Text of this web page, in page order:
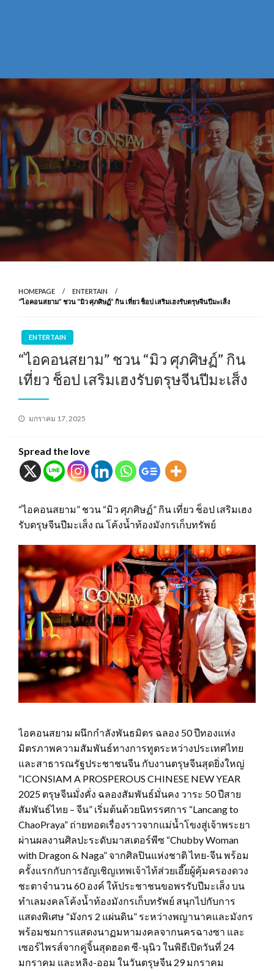
HOMEPAGE
ENTERTAIN
“ไอคอนสยาม” ชวน “มิว ศุภศิษฏ์” กิน เที่ยว ช็อป เสริมเฮงรับตรุษจีนปีมะเส็ง
ENTERTAIN
“ไอคอนสยาม” ชวน “มิว ศุภศิษฏ์” กิน
เที่ยว ช็อป เสริมเฮงรับตรุษจีนปีมะเส็ง
Posted
มกราคม 17, 2025
Spread the love
“ไอคอนสยาม” ชวน “มิว ศุภศิษฏ์” กิน เที่ยว ช็อป เสริมเฮง
รับตรุษจีนปีมะเส็ง ณ โค้งน้ำท้องมังกรเก็บทรัพย์
ไอคอนสยาม ผนึกกำลังพันธมิตร ฉลอง 50 ปีทองแห่ง
มิตรภาพความสัมพันธ์ทางการทูตระหว่างประเทศไทย
และสาธารณรัฐประชาชนจีน กับงานตรุษจีนสุดยิ่งใหญ่
“ICONSIAM A PROSPEROUS CHINESE NEW YEAR
2025 ตรุษจีนมั่งคั่ง ฉลองสัมพันธ์มั่นคง วาระ 50 ปีสาย
สัมพันธ์ไทย – จีน” เริ่มต้นด้วยนิทรรศการ “Lancang to
ChaoPraya” ถ่ายทอดเรื่องราวจากแม่น้ำโขงสู่เจ้าพระยา
ผ่านผลงานศิลปะระดับมาสเตอร์พีซ “Chubby Woman
with Dragon & Naga” จากศิลปินแห่งชาติ ไทย-จีน พร้อม
ครั้งแรกกับการอัญเชิญเทพเจ้าไท้ส่วยเอี๊ยผู้คุ้มครองดวง
ชะตาจำนวน 60 องค์ ให้ประชาชนขอพรรับปีมะเส็ง บน
ทำเลมงคลโค้งน้ำท้องมังกรเก็บทรัพย์ สนุกไปกับการ
แสดงพิเศษ “มังกร 2 แผ่นดิน” ระหว่างพญานาคและมังกร
พร้อมชมการแสดงนาฏมหามงคลจากนครฉางซา และ
เซอร์ไพรส์จากคู่จิ้นสุดฮอต ซี-นุนิว ในพิธีเปิดวันที่ 24
มกราคม และหลิง-ออม ในวันตรุษจีน 29 มกราคม